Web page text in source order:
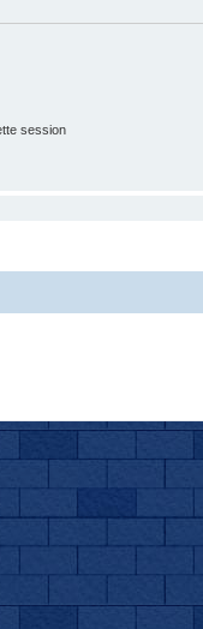
session